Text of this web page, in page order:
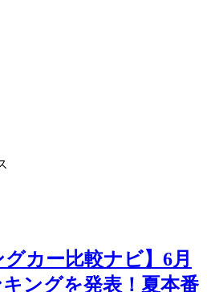
グカー比較ナビ】6月
ングを発表！夏本番